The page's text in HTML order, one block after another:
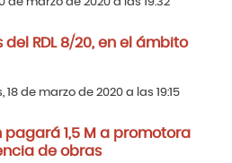
RDL 8/20, en el ámbito
de marzo de 2020 a las 19:15
pagará 1,5 M a promotora
de obras